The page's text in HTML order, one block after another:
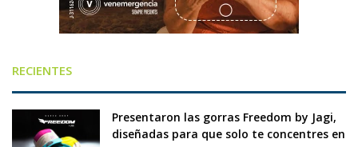
RECIENTES
Presentaron las gorras Freedom by Jagi,
diseñadas para que solo te concentres en